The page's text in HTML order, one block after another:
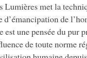
Lumières met la
de
est une pensée du pur
de toute norme